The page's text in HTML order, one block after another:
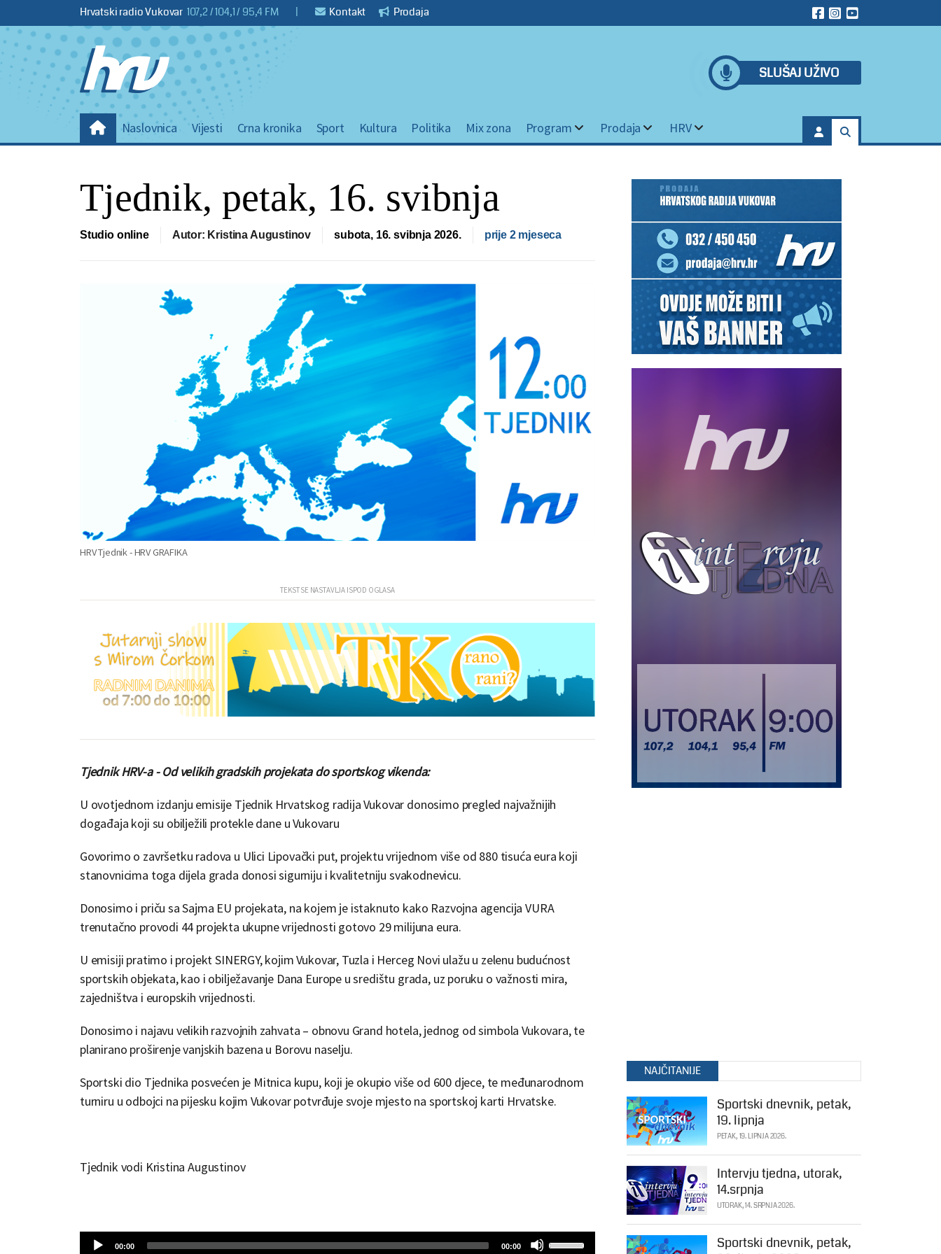
Hrvatski radio Vukovar 107,2 / 104,1 / 95,4 FM | Kontakt Prodaja
SLUŠAJ UŽIVO
Naslovnica Vijesti Crna kronika Sport Kultura Politika Mix zona Program Prodaja HRV
Tjednik, petak, 16. svibnja
Studio online Autor: Kristina Augustinov subota, 16. svibnja 2026. prije 2 mjeseca
HRV Tjednik - HRV GRAFIKA
Tjednik HRV-a - Od velikih gradskih projekata do sportskog vikenda:
U ovotjednom izdanju emisije Tjednik Hrvatskog radija Vukovar donosimo pregled najvažnijih
događaja koji su obilježili protekle dane u Vukovaru
Govorimo o završetku radova u Ulici Lipovački put, projektu vrijednom više od 880 tisuća eura koji
stanovnicima toga dijela grada donosi sigurniju i kvalitetniju svakodnevicu.
Donosimo i priču sa Sajma EU projekata, na kojem je istaknuto kako Razvojna agencija VURA
trenutačno provodi 44 projekta ukupne vrijednosti gotovo 29 milijuna eura.
U emisiji pratimo i projekt SINERGY, kojim Vukovar, Tuzla i Herceg Novi ulažu u zelenu budućnost
sportskih objekata, kao i obilježavanje Dana Europe u središtu grada, uz poruku o važnosti mira,
zajedništva i europskih vrijednosti.
Donosimo i najavu velikih razvojnih zahvata – obnovu Grand hotela, jednog od simbola Vukovara, te
planirano proširenje vanjskih bazena u Borovu naselju.
Sportski dio Tjednika posvećen je Mitnica kupu, koji je okupio više od 600 djece, te međunarodnom
turniru u odbojci na pijesku kojim Vukovar potvrđuje svoje mjesto na sportskoj karti Hrvatske.
Tjednik vodi Kristina Augustinov
Audio
Current
00:00
Total
00:00
Use
NAJČITANIJE
Sportski dnevnik, petak,
19. lipnja
PETAK, 19. LIPNJA 2026.
Intervju tjedna, utorak,
14.srpnja
UTORAK, 14. SRPNJA 2026.
Sportski dnevnik, petak,